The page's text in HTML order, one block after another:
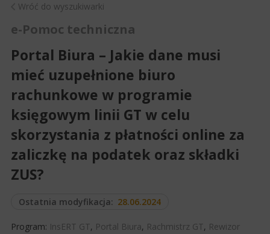
Wróć do wyszukiwarki
e-Pomoc techniczna
Portal Biura – Jakie dane musi
mieć uzupełnione biuro
rachunkowe w programie
księgowym linii GT w celu
skorzystania z płatności online za
zaliczkę na podatek oraz składki
ZUS?
Ostatnia modyfikacja: 28.06.2024
Program: InsERT GT, Portal Biura, Rachmistrz GT, Rewizor